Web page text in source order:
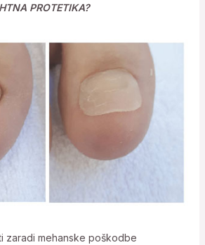
PROTETIKA?
zaradi mehanske poškodbe